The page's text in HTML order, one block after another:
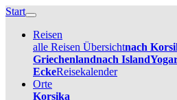
Start
Reisen
alle Reisen Übersichtnach
Griechenlandnach Island
EckeReisekalender
Orte
Korsika